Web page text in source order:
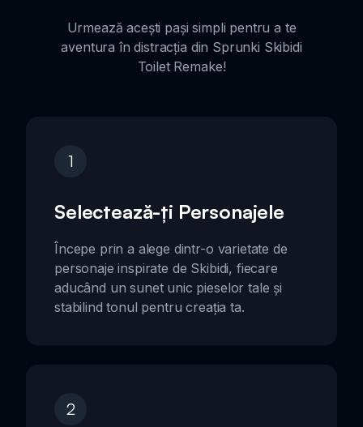
Urmează acești pași simpli pentru a te
aventura în distracția din Sprunki Skibidi
Toilet Remake!
1
Selectează-ți Personajele
Începe prin a alege dintr-o varietate de
personaje inspirate de Skibidi, fiecare
aducând un sunet unic pieselor tale și
stabilind tonul pentru creația ta.
2